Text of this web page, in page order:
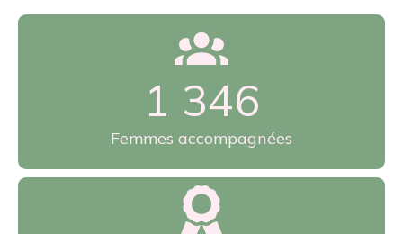
1 897
Femmes accompagnées